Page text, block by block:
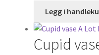
Legg i
Cupid